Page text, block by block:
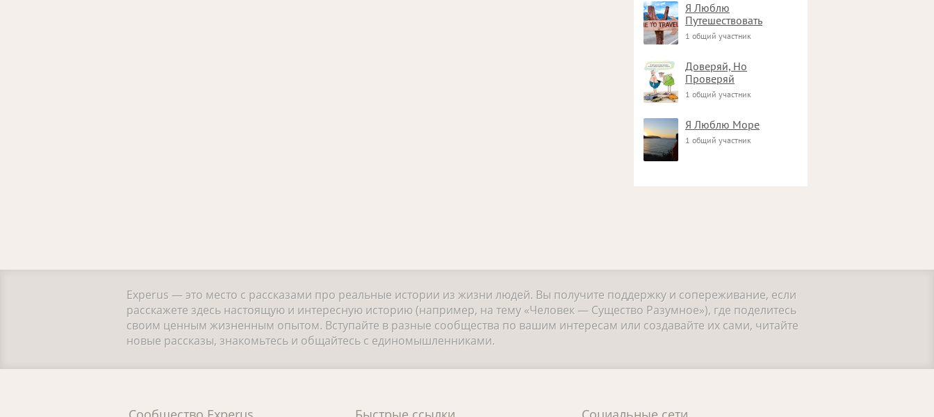
Я Люблю
Путешествовать
1 общий участник
Доверяй, Но
Проверяй
1 общий участник
Я Люблю Море
1 общий участник
Experus — это место с рассказами про реальные истории из жизни людей. Вы получите поддержку и сопереживание, если
расскажете здесь настоящую и интересную историю (например, на тему «Человек — Существо Разумное»), где поделитесь
своим ценным жизненным опытом. Вступайте в разные сообщества по вашим интересам или создавайте их сами, читайте
новые рассказы, знакомьтесь и общайтесь с единомышленниками.